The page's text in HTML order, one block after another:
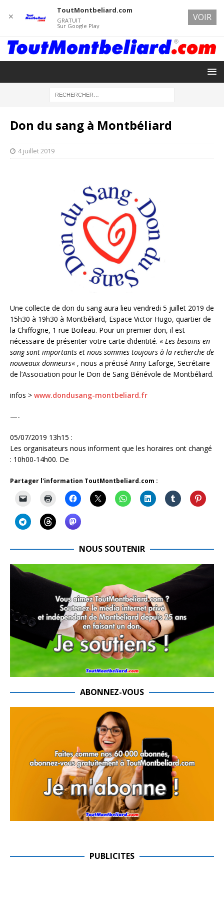
Don du sang à Montbéliard
4 juillet 2019
Une collecte de don du sang aura lieu vendredi 5 juillet 2019 de
15h30 à 19h30 à Montbéliard, Espace Victor Hugo, quartier de
la Chiffogne, 1 rue Boileau. Pour un premier don, il est
nécessaire de présenter votre carte d’identité. « Les besoins en
sang sont importants et nous sommes toujours à la recherche de
nouveaux donneurs« , nous a précisé Anny Laforge, Secrétaire
de l’Association pour le Don de Sang Bénévole de Montbéliard.
infos > www.dondusang-montbeliard.fr
—-
05/07/2019 13h15 :
Les organisateurs nous informent que les horaires ont changé
: 10h00-14h00. De
Partager l'information ToutMontbeliard.com :
NOUS SOUTENIR
ABONNEZ-VOUS
PUBLICITES
✕
ToutMontbeliard.com
GRATUIT
Sur Google Play
VOIR